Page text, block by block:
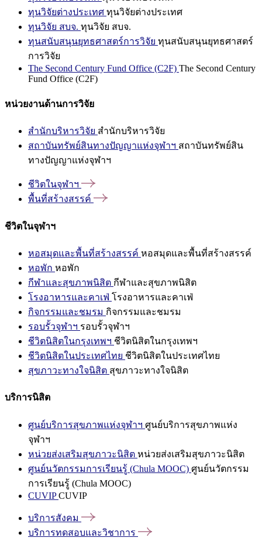
ทุนวิจัยต่างประเทศ ทุนวิจัยต่างประเทศ
ทุนวิจัย สบจ. ทุนวิจัย สบจ.
ทุนสนับสนุนยุทธศาสตร์การวิจัย ทุนสนับสนุนยุทธศาสตร์
การวิจัย
The Second Century Fund Office (C2F) The Second Century
Fund Office (C2F)
หน่วยงานด้านการวิจัย
สำนักบริหารวิจัย สำนักบริหารวิจัย
สถาบันทรัพย์สินทางปัญญาแห่งจุฬาฯ สถาบันทรัพย์สิน
ทางปัญญาแห่งจุฬาฯ
ชีวิตในจุฬาฯ
พื้นที่สร้างสรรค์
ชีวิตในจุฬาฯ
หอสมุดและพื้นที่สร้างสรรค์ หอสมุดและพื้นที่สร้างสรรค์
หอพัก หอพัก
กีฬาและสุขภาพนิสิต กีฬาและสุขภาพนิสิต
โรงอาหารและคาเฟ่ โรงอาหารและคาเฟ่
กิจกรรมและชมรม กิจกรรมและชมรม
รอบรั้วจุฬาฯ รอบรั้วจุฬาฯ
ชีวิตนิสิตในกรุงเทพฯ ชีวิตนิสิตในกรุงเทพฯ
ชีวิตนิสิตในประเทศไทย ชีวิตนิสิตในประเทศไทย
สุขภาวะทางใจนิสิต สุขภาวะทางใจนิสิต
บริการนิสิต
ศูนย์บริการสุขภาพแห่งจุฬาฯ ศูนย์บริการสุขภาพแห่ง
จุฬาฯ
หน่วยส่งเสริมสุขภาวะนิสิต หน่วยส่งเสริมสุขภาวะนิสิต
ศูนย์นวัตกรรมการเรียนรู้ (Chula MOOC) ศูนย์นวัตกรรม
การเรียนรู้ (Chula MOOC)
CUVIPCUVIP
บริการสังคม
บริการทดสอบและวิชาการ